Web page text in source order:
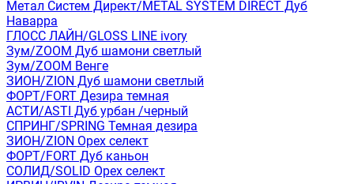
Метал Систем Директ/METAL SYSTEM DIRECT Дуб
Наварра
ГЛОСС ЛАЙН/GLOSS LINE ivory
Зум/ZOOM Дуб шамони светлый
Зум/ZOOM Венге
ЗИОН/ZION Дуб шамони светлый
ФОРТ/FORT Дезира темная
АСТИ/ASTI Дуб урбан /черный
СПРИНГ/SPRING Темная дезира
ЗИОН/ZION Орех селект
ФОРТ/FORT Дуб каньон
СОЛИД/SOLID Орех селект